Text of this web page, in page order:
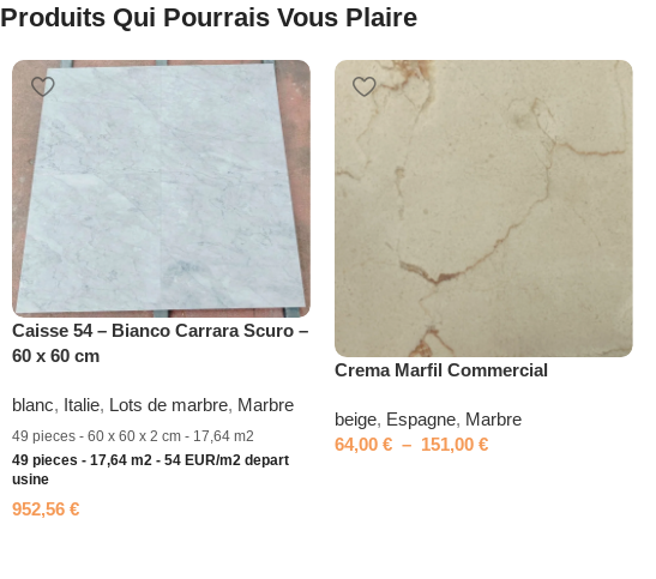
Produits Qui Pourrais Vous Plaire
Caisse 54 – Bianco Carrara Scuro –
60 x 60 cm
blanc, Italie, Lots de marbre, Marbre
49 pieces - 60 x 60 x 2 cm - 17,64 m2
49 pieces - 17,64 m2 - 54 EUR/m2 depart
usine
952,56 €
Crema Marfil Commercial
beige, Espagne, Marbre
64,00 € – 151,00 €